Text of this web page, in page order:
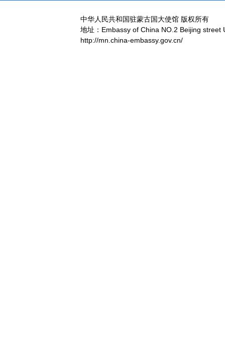
中华人民共和国驻蒙古国大使馆 版权所有
地址：Embassy of China NO.2 Beijing street
http://mn.china-embassy.gov.cn/